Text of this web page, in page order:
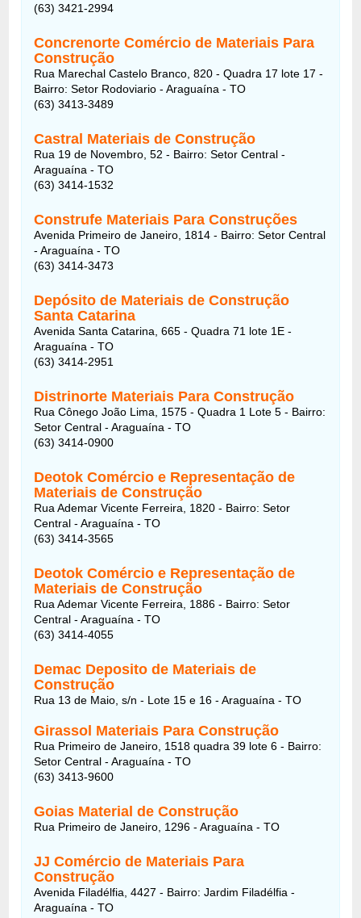
(63) 3421-2994
Concrenorte Comércio de Materiais Para
Construção
Rua Marechal Castelo Branco, 820 - Quadra 17 lote 17 -
Bairro: Setor Rodoviario - Araguaína - TO
(63) 3413-3489
Castral Materiais de Construção
Rua 19 de Novembro, 52 - Bairro: Setor Central -
Araguaína - TO
(63) 3414-1532
Construfe Materiais Para Construções
Avenida Primeiro de Janeiro, 1814 - Bairro: Setor Central
- Araguaína - TO
(63) 3414-3473
Depósito de Materiais de Construção
Santa Catarina
Avenida Santa Catarina, 665 - Quadra 71 lote 1E -
Araguaína - TO
(63) 3414-2951
Distrinorte Materiais Para Construção
Rua Cônego João Lima, 1575 - Quadra 1 Lote 5 - Bairro:
Setor Central - Araguaína - TO
(63) 3414-0900
Deotok Comércio e Representação de
Materiais de Construção
Rua Ademar Vicente Ferreira, 1820 - Bairro: Setor
Central - Araguaína - TO
(63) 3414-3565
Deotok Comércio e Representação de
Materiais de Construção
Rua Ademar Vicente Ferreira, 1886 - Bairro: Setor
Central - Araguaína - TO
(63) 3414-4055
Demac Deposito de Materiais de
Construção
Rua 13 de Maio, s/n - Lote 15 e 16 - Araguaína - TO
Girassol Materiais Para Construção
Rua Primeiro de Janeiro, 1518 quadra 39 lote 6 - Bairro:
Setor Central - Araguaína - TO
(63) 3413-9600
Goias Material de Construção
Rua Primeiro de Janeiro, 1296 - Araguaína - TO
JJ Comércio de Materiais Para
Construção
Avenida Filadélfia, 4427 - Bairro: Jardim Filadélfia -
Araguaína - TO